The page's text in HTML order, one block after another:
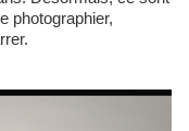
photographier,